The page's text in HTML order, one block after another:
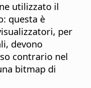
utilizzato il
questa è
per
devono
contrario nel
bitmap di